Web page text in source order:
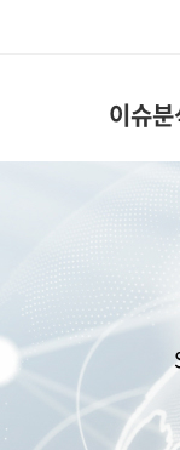
이슈분